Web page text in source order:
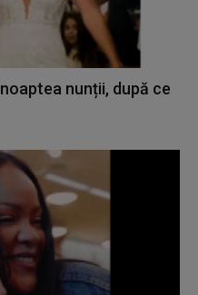
nunții, după ce